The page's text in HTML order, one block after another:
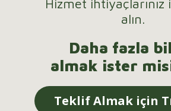
Hizmet
alın.
Daha fazla
almak ister
Teklif Almak için